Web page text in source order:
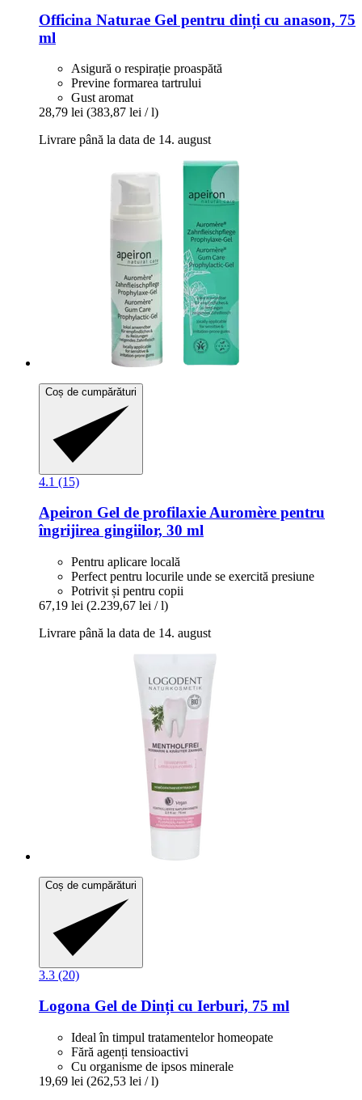
Officina Naturae Gel pentru dinți cu anason, 75
ml
Asigură o respirație proaspătă
Previne formarea tartrului
Gust aromat
28,79 lei (383,87 lei / l)
Livrare până la data de 14. august
Coș de cumpărături
4.1 (15)
Apeiron Gel de profilaxie Auromère pentru
îngrijirea gingiilor, 30 ml
Pentru aplicare locală
Perfect pentru locurile unde se exercită presiune
Potrivit și pentru copii
67,19 lei (2.239,67 lei / l)
Livrare până la data de 14. august
Coș de cumpărături
3.3 (20)
Logona Gel de Dinți cu Ierburi, 75 ml
Ideal în timpul tratamentelor homeopate
Fără agenți tensioactivi
Cu organisme de ipsos minerale
19,69 lei (262,53 lei / l)